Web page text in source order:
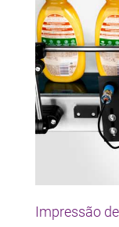
Impressão